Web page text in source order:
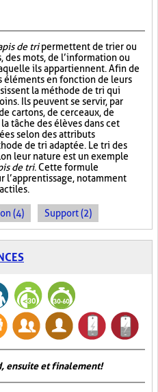
de tripermettent de trier ou
des mots, de l’information ou
ils appartiennent. Afin de
éléments en fonction de leurs
la méthode de tri qui
Ils peuvent se servir, par
cartons, de cerceaux, de
tâche des élèves dans cet
selon des attributs
de tri adaptée. Le tri des
leur nature est un exemple
de tri. Cette formule
l’apprentissage, notamment
(4) Support (2)
ensuite et finalement!